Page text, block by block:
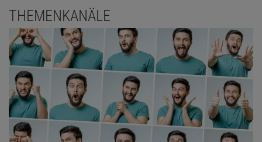
THEMENKANÄLE